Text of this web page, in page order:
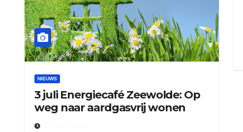
NIEUWS
3 juli Energiecafé Zeewolde: Op
weg naar aardgasvrij wonen